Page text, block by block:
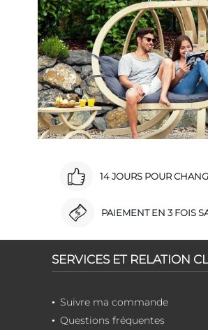
14 JOURS POUR
PAIEMENT EN 3 FOIS
SERVICES ET RELATION
Suivre ma commande
Questions fréquentes